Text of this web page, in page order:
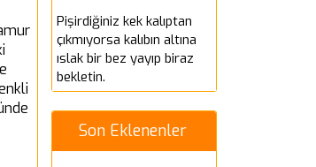
Pişirdiğiniz kek kalıptan
çıkmıyorsa kalıbın altına
ıslak bir bez yayıp biraz
bekletin.
Son Eklenenler